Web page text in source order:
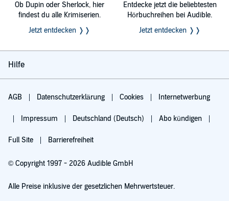
Ob Dupin oder Sherlock, hier
findest du alle Krimiserien.
Jetzt entdecken ❭❭
Entdecke jetzt die beliebtesten
Hörbuchreihen bei Audible.
Jetzt entdecken ❭❭
Hilfe
AGB Datenschutzerklärung Cookies Internetwerbung
Impressum Deutschland (Deutsch) Abo kündigen
Full Site Barrierefreiheit
© Copyright 1997 - 2026 Audible GmbH
Alle Preise inklusive der gesetzlichen Mehrwertsteuer.